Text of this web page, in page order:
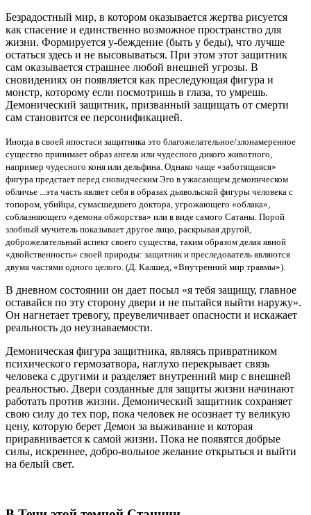
Безрадостный мир, в котором оказывается жертва рисуется
как спасение и единственно возможное пространство для
жизни. Формируется у-беждение (быть у беды), что лучше
остаться здесь и не высовываться. При этом этот защитник
сам оказывается страшнее любой внешней угрозы. В
сновидениях он появляется как преследующая фигура и
монстр, которому если посмотришь в глаза, то умрешь.
Демонический защитник, призванный защищать от смерти
сам становится ее персонификацией.
Иногда в своей ипостаси защитника это благожелательное/злонамеренное
существо принимает образ ангела или чудесного дикого животного,
например чудесного коня или дельфина. Однако чаще «заботящаяся»
фигура предстает перед сновидческим Эго в ужасающем демоническом
обличье ...эта часть являет себя в образах дьявольской фигуры человека с
топором, убийцы, сумасшедшего доктора, угрожающего «облака»,
соблазняющего «демона обжорства» или в виде самого Сатаны. Порой
злобный мучитель показывает другое лицо, раскрывая другой,
доброжелательный аспект своего существа, таким образом делая явной
«двойственность» своей природы: защитник и преследователь являются
двумя частями одного целого. (Д. Калшед, «Внутренний мир травмы»).
В дневном состоянии он дает посыл «я тебя защищу, главное
оставайся по эту сторону двери и не пытайся выйти наружу».
Он нагнетает тревогу, преувеличивает опасности и искажает
реальность до неузнаваемости.
Демоническая фигура защитника, являясь привратником
психического гермозатвора, наглухо перекрывает связь
человека с другими и разделяет внутренний мир с внешней
реальностью. Двери созданные для защиты жизни начинают
работать против жизни. Демонический защитник сохраняет
свою силу до тех пор, пока человек не осознает ту великую
цену, которую берет Демон за выживание и которая
приравнивается к самой жизни. Пока не появятся добрые
силы, искреннее, добро-вольное желание открыться и выйти
на белый свет.